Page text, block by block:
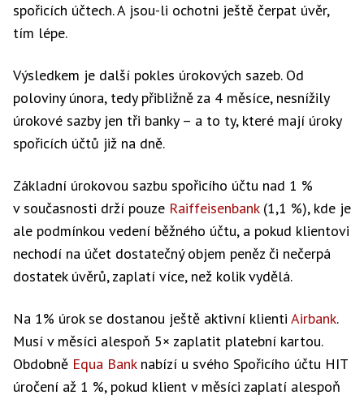
spořicích účtech. A jsou-li ochotni ještě čerpat úvěr,
tím lépe.
Výsledkem je další pokles úrokových sazeb. Od
poloviny února, tedy přibližně za 4 měsíce, nesnížily
úrokové sazby jen tři banky – a to ty, které mají úroky
spořicích účtů již na dně.
Základní úrokovou sazbu spořicího účtu nad 1 %
v současnosti drží pouze Raiffeisenbank(1,1 %), kde je
ale podmínkou vedení běžného účtu, a pokud klientovi
nechodí na účet dostatečný objem peněz či nečerpá
dostatek úvěrů, zaplatí více, než kolik vydělá.
Na 1% úrok se dostanou ještě aktivní klienti Airbank.
Musí v měsíci alespoň 5× zaplatit platební kartou.
Obdobně Equa Banknabízí u svého Spořicího účtu HIT
úročení až 1 %, pokud klient v měsíci zaplatí alespoň